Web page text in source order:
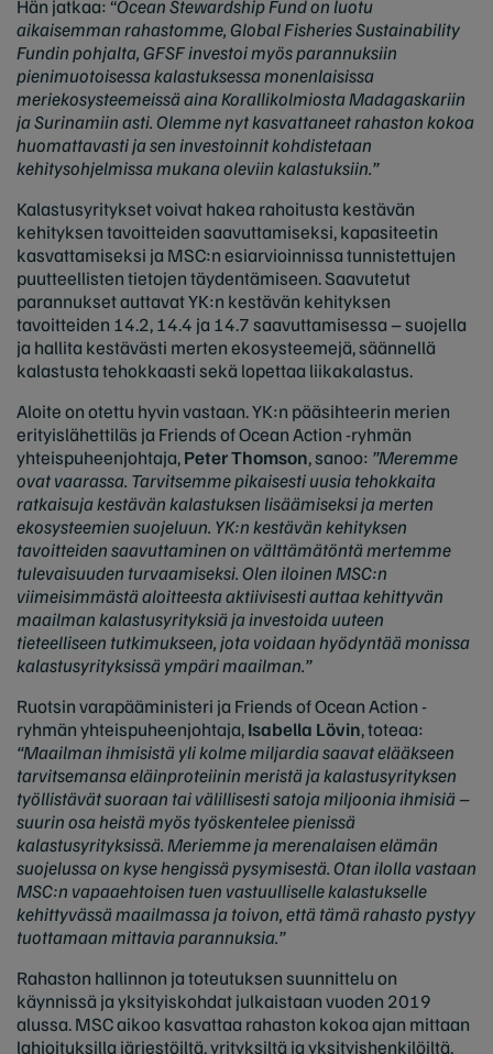
Hän jatkaa: “Ocean Stewardship Fund on luotu
aikaisemman rahastomme, Global Fisheries Sustainability
Fundin pohjalta, GFSF investoi myös parannuksiin
pienimuotoisessa kalastuksessa monenlaisissa
meriekosysteemeissä aina Korallikolmiosta Madagaskariin
ja Surinamiin asti. Olemme nyt kasvattaneet rahaston kokoa
huomattavasti ja sen investoinnit kohdistetaan
kehitysohjelmissa mukana oleviin kalastuksiin.”
Kalastusyritykset voivat hakea rahoitusta kestävän
kehityksen tavoitteiden saavuttamiseksi, kapasiteetin
kasvattamiseksi ja MSC:n esiarvioinnissa tunnistettujen
puutteellisten tietojen täydentämiseen. Saavutetut
parannukset auttavat YK:n kestävän kehityksen
tavoitteiden 14.2, 14.4 ja 14.7 saavuttamisessa – suojella
ja hallita kestävästi merten ekosysteemejä, säännellä
kalastusta tehokkaasti sekä lopettaa liikakalastus.
Aloite on otettu hyvin vastaan. YK:n pääsihteerin merien
erityislähettiläs ja Friends of Ocean Action -ryhmän
yhteispuheenjohtaja,Peter Thomson, sanoo: ”Meremme
ovat vaarassa. Tarvitsemme pikaisesti uusia tehokkaita
ratkaisuja kestävän kalastuksen lisäämiseksi ja merten
ekosysteemien suojeluun. YK:n kestävän kehityksen
tavoitteiden saavuttaminen on välttämätöntä mertemme
tulevaisuuden turvaamiseksi. Olen iloinen MSC:n
viimeisimmästä aloitteesta aktiivisesti auttaa kehittyvän
maailman kalastusyrityksiä ja investoida uuteen
tieteelliseen tutkimukseen, jota voidaan hyödyntää monissa
kalastusyrityksissä ympäri maailman.”
Ruotsin varapääministeri ja Friends of Ocean Action -
ryhmän yhteispuheenjohtaja,Isabella Lövin, toteaa:
“Maailman ihmisistä yli kolme miljardia saavat elääkseen
tarvitsemansa eläinproteiinin meristä ja kalastusyrityksen
työllistävät suoraan tai välillisesti satoja miljoonia ihmisiä –
suurin osa heistä myös työskentelee pienissä
kalastusyrityksissä. Meriemme ja merenalaisen elämän
suojelussa on kyse hengissä pysymisestä. Otan ilolla vastaan
MSC:n vapaaehtoisen tuen vastuulliselle kalastukselle
kehittyvässä maailmassa ja toivon, että tämä rahasto pystyy
tuottamaan mittavia parannuksia.”
Rahaston hallinnon ja toteutuksen suunnittelu on
käynnissä ja yksityiskohdat julkaistaan vuoden 2019
alussa. MSC aikoo kasvattaa rahaston kokoa ajan mittaan
lahjoituksilla järjestöiltä, yrityksiltä ja yksityishenkilöiltä,